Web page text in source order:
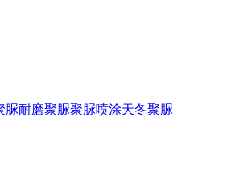
脲耐磨聚脲聚脲喷涂天冬聚脲